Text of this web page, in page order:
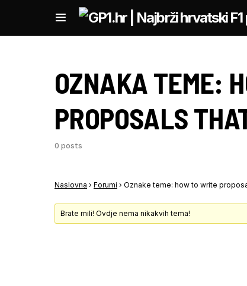
OZNAKA TEME:
PROPOSALS
0 posts
Naslovna › Forumi › Oznake teme: how to write
Brate mili! Ovdje nema nikakvih tema!